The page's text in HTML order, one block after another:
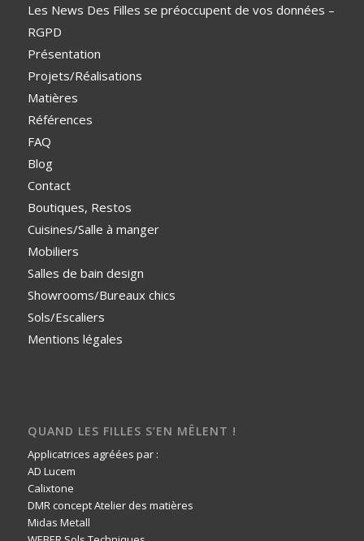
Les News Des Filles se préoccupent de vos données –
RGPD
Présentation
Projets/Réalisations
Matières
Références
FAQ
Blog
Contact
Boutiques, Restos
Cuisines/Salle à manger
Mobiliers
Salles de bain design
Showrooms/Bureaux chics
Sols/Escaliers
Mentions légales
QUAND LES FILLES S’EN MÊLENT !
Applicatrices agréées par :
AD Lucem
Calixtone
DMR concept Atelier des matières
Midas Metall